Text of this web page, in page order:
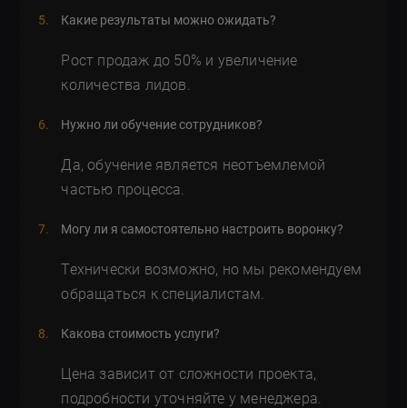
Какие результаты можно ожидать?
Рост продаж до 50% и увеличение
количества лидов.
Нужно ли обучение сотрудников?
Да, обучение является неотъемлемой
частью процесса.
Могу ли я самостоятельно настроить воронку?
Технически возможно, но мы рекомендуем
обращаться к специалистам.
Какова стоимость услуги?
Цена зависит от сложности проекта,
подробности уточняйте у менеджера.